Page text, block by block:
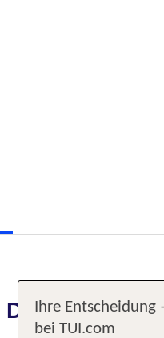
Das erwartet
Ihre
bei TUI.com